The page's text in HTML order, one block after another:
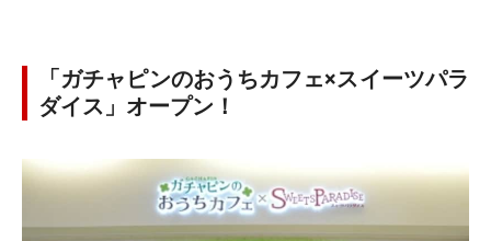
「ガチャピンのおうちカフェ×スイーツパラ
ダイス」オープン！